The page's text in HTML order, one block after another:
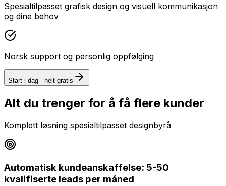
Spesialtilpasset grafisk design og visuell kommunikasjon
og dine behov
Norsk support og personlig oppfølging
Start i dag - helt gratis
Alt du trenger for å få flere kunder
Komplett løsning spesialtilpasset designbyrå
Automatisk kundeanskaffelse: 5-50
kvalifiserte leads per måned